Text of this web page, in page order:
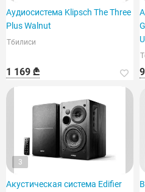
Аудиосистема Klipsch The Three
Plus Walnut
Тбилиси
1 169 ₾
3
Акустическая система Edifier